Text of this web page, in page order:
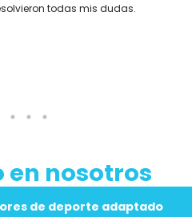
todas mis dudas.
en nosotros
de deporte adaptado